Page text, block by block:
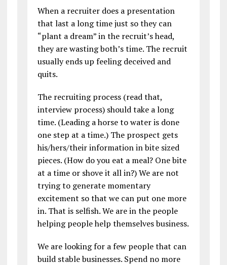
When a recruiter does a presentation
that last a long time just so they can
“plant a dream” in the recruit’s head,
they are wasting both’s time. The recruit
usually ends up feeling deceived and
quits.
The recruiting process (read that,
interview process) should take a long
time. (Leading a horse to water is done
one step at a time.) The prospect gets
his/hers/their information in bite sized
pieces. (How do you eat a meal? One bite
at a time or shove it all in?) We are not
trying to generate momentary
excitement so that we can put one more
in. That is selfish. We are in the people
helping people help themselves business.
We are looking for a few people that can
build stable businesses. Spend no more